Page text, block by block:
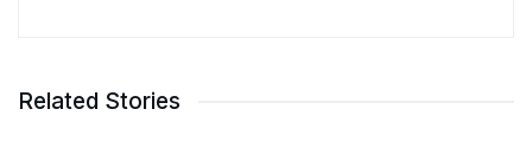
Related Stories